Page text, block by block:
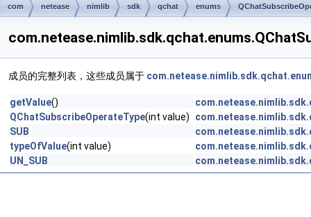
com netease nimlib sdk qchat enums
成员的完整列表，这些成员属于
getValue()
QChatSubscribeOperateType(int value)
SUB
typeOfValue(int value)
UN_SUB